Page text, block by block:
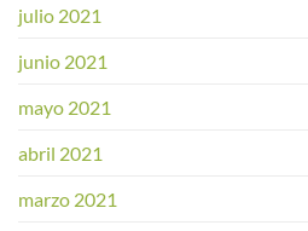
julio 2021
junio 2021
mayo 2021
abril 2021
marzo 2021